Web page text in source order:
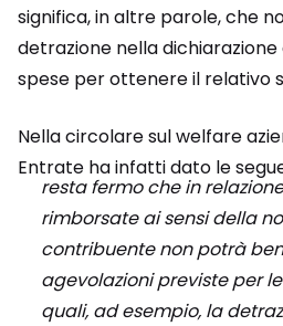
significa, in altre parole, che
detrazione nella
spese per ottenere il relativo
Nella circolare sul welfare
Entrate ha infatti dato le
resta fermo che in
rimborsate ai sensi della
contribuente non potrà
agevolazioni previste per
quali, ad esempio, la